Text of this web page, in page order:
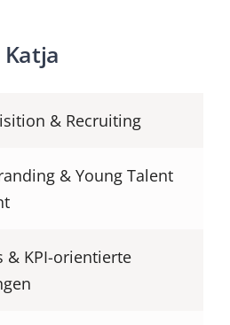
& Recruiting
& Young Talent
& KPI-orientierte